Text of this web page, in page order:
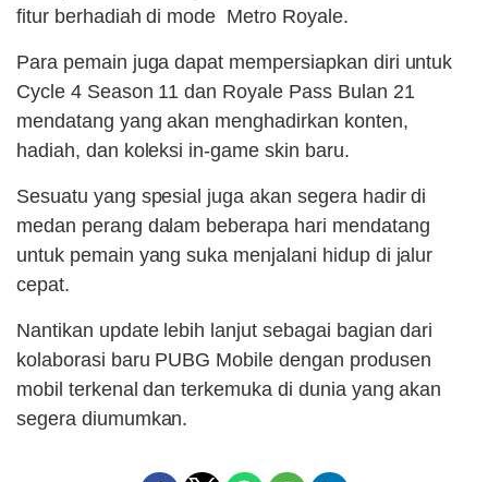
fitur berhadiah di mode Metro Royale.
Para pemain juga dapat mempersiapkan diri untuk
Cycle 4 Season 11 dan Royale Pass Bulan 21
mendatang yang akan menghadirkan konten,
hadiah, dan koleksi in-game skin baru.
Sesuatu yang spesial juga akan segera hadir di
medan perang dalam beberapa hari mendatang
untuk pemain yang suka menjalani hidup di jalur
cepat.
Nantikan update lebih lanjut sebagai bagian dari
kolaborasi baru PUBG Mobile dengan produsen
mobil terkenal dan terkemuka di dunia yang akan
segera diumumkan.